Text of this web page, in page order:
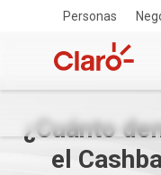
Personas
¿Cuánto
el